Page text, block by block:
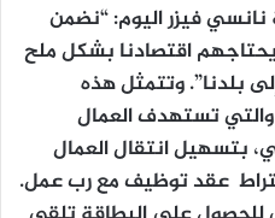
نانسي فيزر اليوم: “نضمن
يحتاجهم اقتصادنا بشكل ملح
بلدنا”. وتتمثل هذه
تستهدف العمال
بتسهيل انتقال العمال
عقد توظيف مع رب عمل.